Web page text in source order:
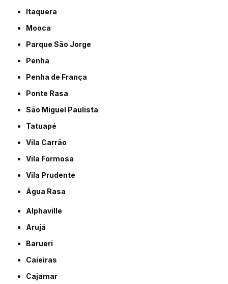
Itaquera
Mooca
Parque São Jorge
Penha
Penha de França
Ponte Rasa
São Miguel Paulista
Tatuapé
Vila Carrão
Vila Formosa
Vila Prudente
Água Rasa
Alphaville
Arujá
Barueri
Caieiras
Cajamar